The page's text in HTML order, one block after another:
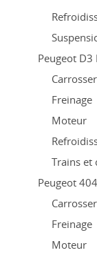
Peugeot D3
Freinage
Moteur
Trains et
Peugeot 404
Freinage
Moteur